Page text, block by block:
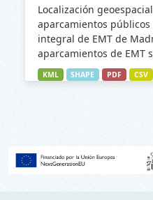
Localización
aparcamientos
integral de EMT de
aparcamientos de EMT
KML SHAPE PDF CSV